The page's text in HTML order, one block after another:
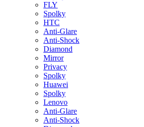
FLY
Spolky
HTC
Anti-Glare
Anti-Shock
Diamond
Mirror
Privacy
Spolky
Huawei
Spolky
Lenovo
Anti-Glare
Anti-Shock